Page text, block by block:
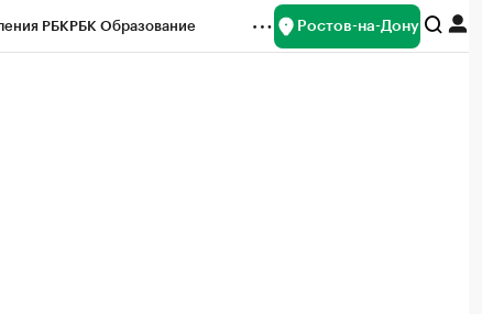
РБКРБК Образование Ростов-на-Дону